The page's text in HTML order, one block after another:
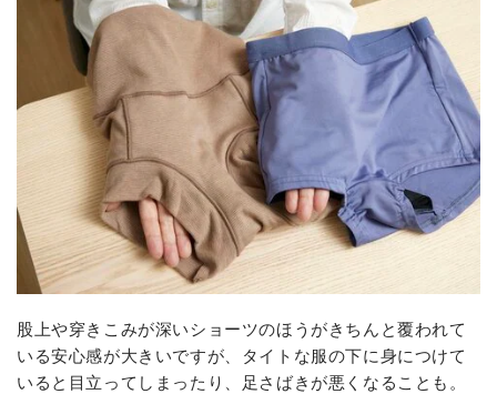
股上や穿きこみが深いショーツのほうがきちんと覆われて
いる安心感が大きいですが、タイトな服の下に身につけて
いると目立ってしまったり、足さばきが悪くなることも。